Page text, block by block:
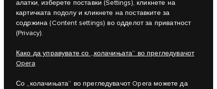
алатки, изберете поставки (Settings), кликнете на
картичката подолу и кликнете на поставките за
содржина (Content settings) во одделот за приватност
(Privacy).
Како да управувате со „колачињата“ во прегледувачот
Opera
Со „колачињата“ во прегледувачот Opera можете да